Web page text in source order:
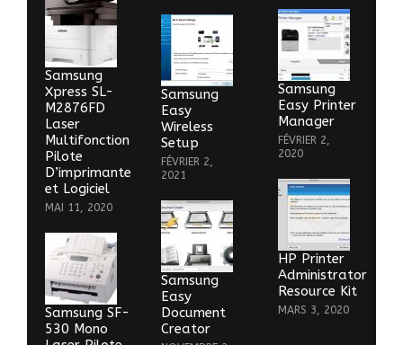
Samsung
Xpress SL-
M2876FD
Laser
Multifonction
Pilote
D’imprimante
et Logiciel
MAI 11, 2020
Samsung SF-
530 Mono
Samsung
Easy
Wireless
Setup
FÉVRIER 2,
2021
Samsung
Easy
Document
Creator
Samsung
Easy Printer
Manager
FÉVRIER 2,
2020
HP Printer
Administrator
Resource Kit
MARS 3, 2020